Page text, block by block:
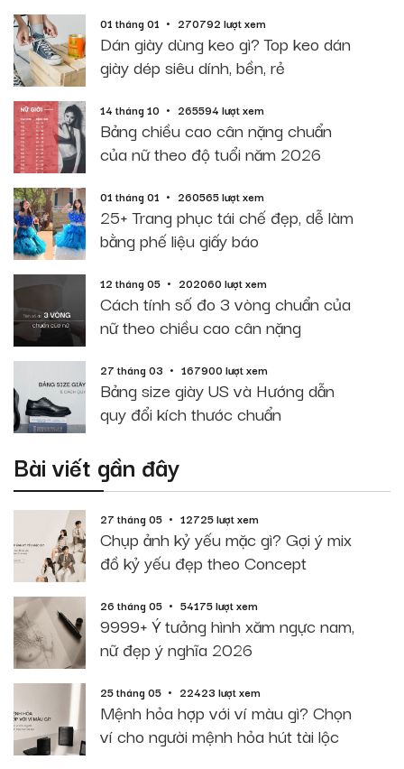
01 tháng 01 270792 lượt xem
Dán giày dùng keo gì? Top keo dán
giày dép siêu dính, bền, rẻ
14 tháng 10 265594 lượt xem
Bảng chiều cao cân nặng chuẩn
của nữ theo độ tuổi năm 2026
01 tháng 01 260565 lượt xem
25+ Trang phục tái chế đẹp, dễ làm
bằng phế liệu giấy báo
12 tháng 05 202060 lượt xem
Cách tính số đo 3 vòng chuẩn của
nữ theo chiều cao cân nặng
27 tháng 03 167900 lượt xem
Bảng size giày US và Hướng dẫn
quy đổi kích thước chuẩn
Bài viết gần đây
27 tháng 05 12725 lượt xem
Chụp ảnh kỷ yếu mặc gì? Gợi ý mix
đồ kỷ yếu đẹp theo Concept
26 tháng 05 54175 lượt xem
9999+ Ý tưởng hình xăm ngực nam,
nữ đẹp ý nghĩa 2026
25 tháng 05 22423 lượt xem
Mệnh hỏa hợp với ví màu gì? Chọn
ví cho người mệnh hỏa hút tài lộc